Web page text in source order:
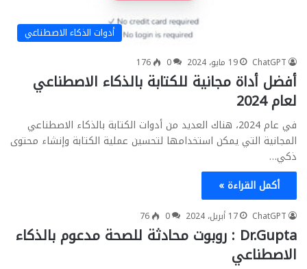
أدوات الذكاء الاصطناعي
ChatGPT 19 مايو، 2024 0
176
أفضل أداة مجانية للكتابة بالذكاء الاصطناعي
لعام 2024
في عام 2024، هناك العديد من أدوات الكتابة بالذكاء الاصطناعي
المجانية التي يمكن استخدامها لتحسين عملية الكتابة وإنشاء محتوى
ذكي…
أكمل القراءة »
ChatGPT 17 أبريل، 2024 0
76
Dr.Gupta : روبوت محادثة للصحة مدعوم بالذكاء
الاصطناعي